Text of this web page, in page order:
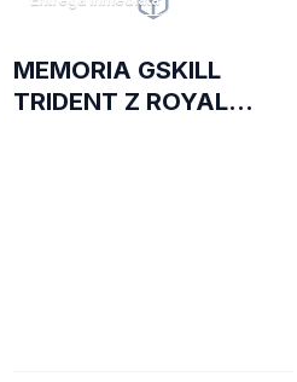
MEMORIA GSKILL
TRIDENT Z ROYAL